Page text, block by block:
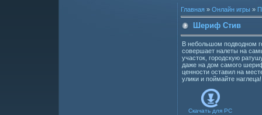
Главная » Онлайн игры »
Шериф Стив
В небольшом подводном
совершает налеты на
участок, городскую
даже на дом самого
ценности оставил на
улики и поймайте наглеца!
Скачать для PC